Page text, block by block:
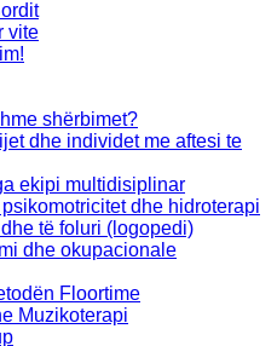
vite
shërbimet?
dhe individet me aftesi te
ekipi multidisiplinar
dhe hidroterapi
të foluri (logopedi)
dhe okupacionale
Floortime
Muzikoterapi